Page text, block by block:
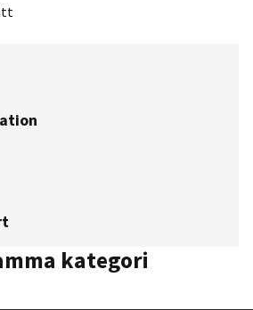
kategori